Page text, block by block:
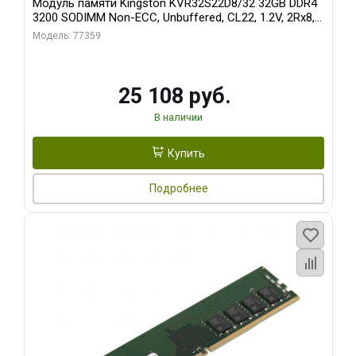
Модуль памяти Kingston KVR32S22D8/32 32GB DDR4
3200 SODIMM Non-ECC, Unbuffered, CL22, 1.2V, 2Rx8,
RTL (310924)
Модель: 77359
25 108 руб.
В наличии
Купить
Подробнее